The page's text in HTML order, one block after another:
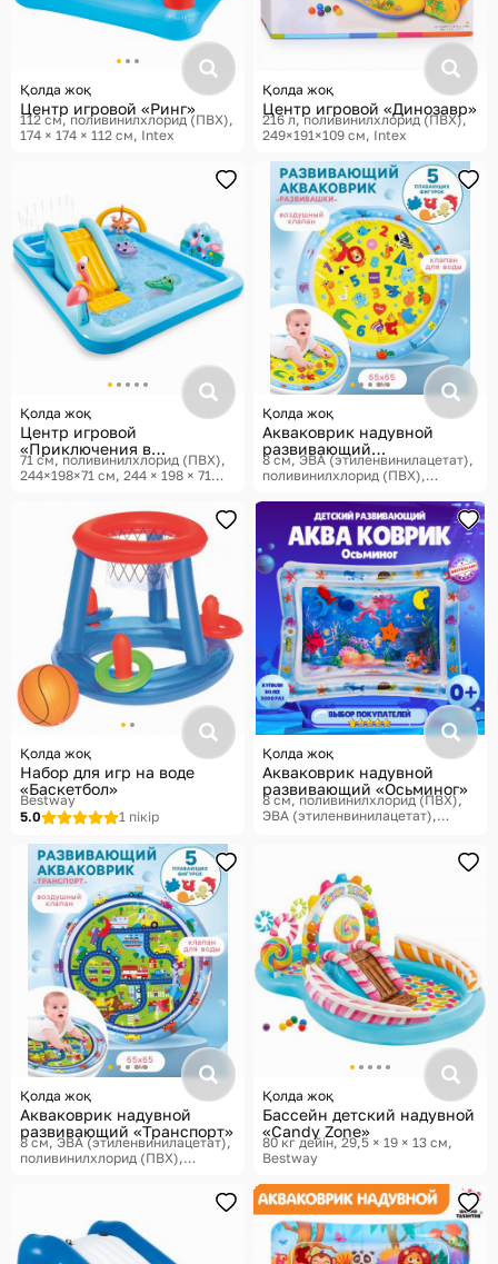
Қолда жоқ
Центр игровой «Ринг»
112 см, поливинилхлорид (ПВХ),
174 × 174 × 112 см Intex
Қолда жоқ
Центр игровой «Динозавр»
216 л, поливинилхлорид (ПВХ),
249×191×109 см Intex
Қолда жоқ
Центр игровой
«Приключения в
джунглях»
71 см, поливинилхлорид (ПВХ),
244×198×71 см, 244 × 198 × 71
Қолда жоқ
Акваковрик надувной
развивающий
«Развивашки»
8 см, ЭВА (этиленвинилацетат),
поливинилхлорид (ПВХ),
Акваковрики
Қолда жоқ
Набор для игр на воде
«Баскетбол»
Bestway
5.0
1 пікір
Қолда жоқ
Акваковрик надувной
развивающий «Осьминог»
8 см, поливинилхлорид (ПВХ),
ЭВА (этиленвинилацетат),
Қолда жоқ
Акваковрик надувной
развивающий «Транспорт»
8 см, ЭВА (этиленвинилацетат),
поливинилхлорид (ПВХ),
Қолда жоқ
Бассейн детский надувной
«Candy Zone»
80 кг дейін, 29,5 × 19 × 13 см
Bestway